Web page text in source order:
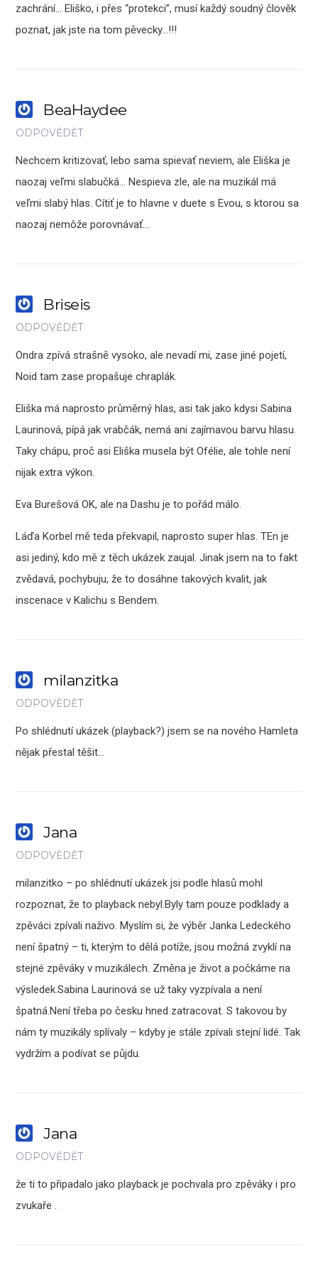
zachrání… Eliško, i přes “protekci”, musí každý soudný člověk
poznat, jak jste na tom pěvecky…!!!
BeaHaydee
ODPOVĚDĚT
Nechcem kritizovať, lebo sama spievať neviem, ale Eliška je
naozaj veľmi slabučká… Nespieva zle, ale na muzikál má
veľmi slabý hlas. Cítiť je to hlavne v duete s Evou, s ktorou sa
naozaj nemôže porovnávať…
Briseis
ODPOVĚDĚT
Ondra zpívá strašně vysoko, ale nevadí mi, zase jiné pojetí,
Noid tam zase propašuje chraplák.
Eliška má naprosto průměrný hlas, asi tak jako kdysi Sabina
Laurinová, pípá jak vrabčák, nemá ani zajímavou barvu hlasu.
Taky chápu, proč asi Eliška musela být Ofélie, ale tohle není
nijak extra výkon.
Eva Burešová OK, ale na Dashu je to pořád málo.
Láďa Korbel mě teda překvapil, naprosto super hlas. TEn je
asi jediný, kdo mě z těch ukázek zaujal. Jinak jsem na to fakt
zvědavá, pochybuju, že to dosáhne takových kvalit, jak
inscenace v Kalichu s Bendem.
milanzitka
ODPOVĚDĚT
Po shlédnutí ukázek (playback?) jsem se na nového Hamleta
nějak přestal těšit…
Jana
ODPOVĚDĚT
milanzitko – po shlédnutí ukázek jsi podle hlasů mohl
rozpoznat, že to playback nebyl.Byly tam pouze podklady a
zpěváci zpívali naživo. Myslím si, že výběr Janka Ledeckého
není špatný – ti, kterým to dělá potíže, jsou možná zvyklí na
stejné zpěváky v muzikálech. Změna je život a počkáme na
výsledek.Sabina Laurinová se už taky vyzpívala a není
špatná.Není třeba po česku hned zatracovat. S takovou by
nám ty muzikály splívaly – kdyby je stále zpívali stejní lidé. Tak
vydržím a podívat se půjdu.
Jana
ODPOVĚDĚT
že ti to připadalo jako playback je pochvala pro zpěváky i pro
zvukaře .